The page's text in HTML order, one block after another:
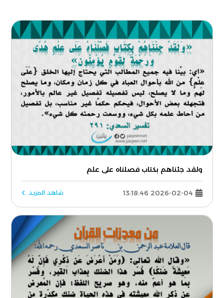
ولقد جئناهم بكتاب فصلناه على علم
2026-02-04 13:18:46 شاهد المزيد